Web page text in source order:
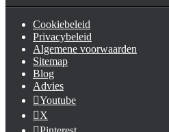
Cookiebeleid
Privacybeleid
Algemene voorwaarden
Sitemap
Blog
Advies
Youtube
X